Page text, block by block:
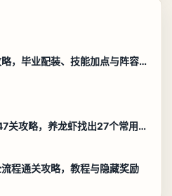
异环白藏养成攻略，毕业配装、技能加点与阵容搭配保姆级解析
聪明开局吧第147关攻略，养龙虾找出27个常用字通关答案
程通关攻略，教程与隐藏奖励